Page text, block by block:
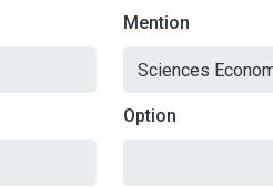
Mention
Option